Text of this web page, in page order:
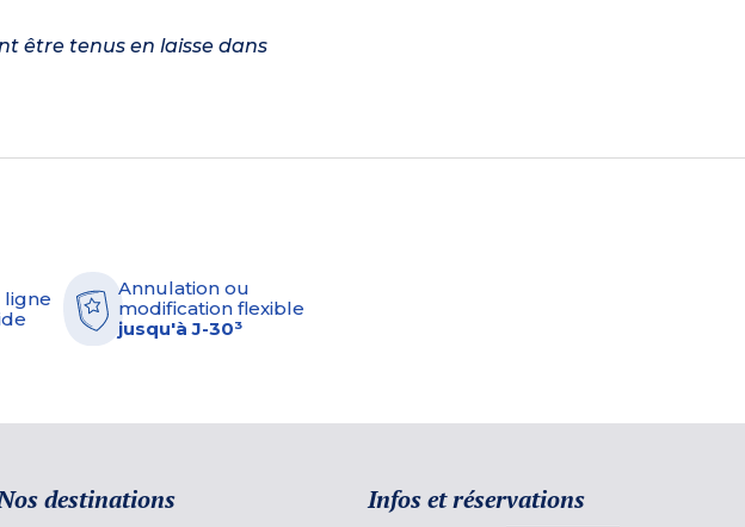
être tenus en laisse dans
ligne
Annulation ou
modification flexible
jusqu'à J-30³
destinations Infos et réservations